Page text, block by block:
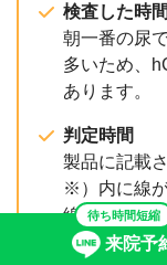
検査した時
朝一番の尿
多いため、
あります。
判定時間
製品に記載
※）内に線
線は、蒸発
検査前の水
待ち時間短縮
来院予